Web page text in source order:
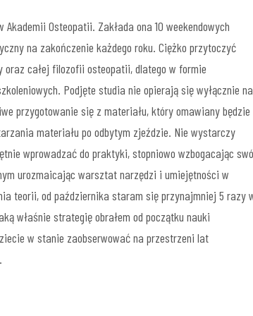
Osteopatii. Zakłada ona 10 weekendowych
na zakończenie każdego roku. Ciężko przytoczyć
oraz całej filozofii osteopatii, dlatego w formie
Podjęte studia nie opierają się wyłącznie na
przygotowanie się z materiału, który omawiany będzie
materiału po odbytym zjeździe. Nie wystarczy
wprowadzać do praktyki, stopniowo wzbogacając
urozmaicając warsztat narzędzi i umiejętności w
teorii, od października staram się przynajmniej 5 razy
właśnie strategię obrałem od początku nauki
w stanie zaobserwować na przestrzeni lat